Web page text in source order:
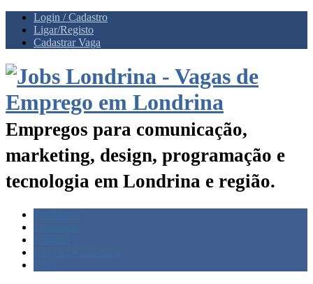
Login / Cadastro
Ligar/Registo
Cadastrar Vaga
Empregos para comunicação,
marketing, design, programação e
tecnologia em Londrina e região.